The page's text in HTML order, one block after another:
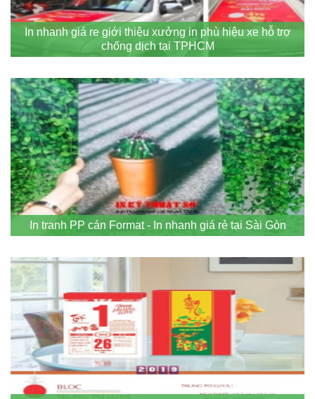
In nhanh giá re giới thiệu xưởng in phù hiệu xe hỗ trợ
chống dịch tại TPHCM
In tranh PP cán Format - In nhanh giá rẻ tại Sài Gòn